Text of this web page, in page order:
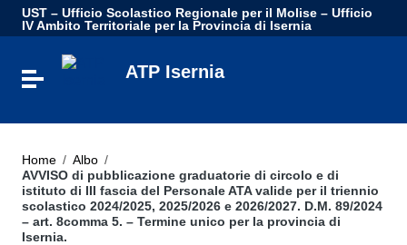
Vai ai contenuti
Vai al menu di navigazione
UST – Ufficio Scolastico Regionale per il Molise – Ufficio
IV Ambito Territoriale per la Provincia di Isernia
Attiva / disattiva la navigazione
ATP Isernia
Home / Albo /
AVVISO di pubblicazione graduatorie di circolo e di
istituto di III fascia del Personale ATA valide per il triennio
scolastico 2024/2025, 2025/2026 e 2026/2027. D.M. 89/2024
– art. 8comma 5. – Termine unico per la provincia di
Isernia.